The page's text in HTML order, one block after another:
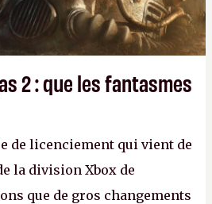
2 : que les fantasmes
de licenciement qui vient de
la division Xbox de
que de gros changements